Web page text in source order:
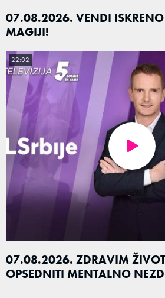
07.08.2026. VENDI ISKRENO
MAGIJI!
07.08.2026. ZDRAVIM
OPSEDNITI MENTALNO
22:02